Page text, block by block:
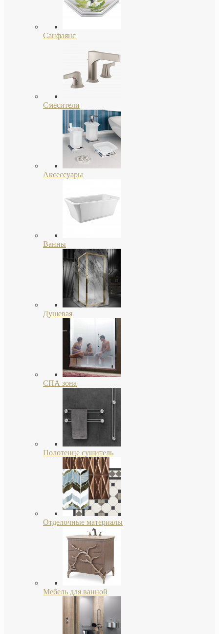
Санфаянс
Смесители
Аксессуары
Ванны
Душевая
СПА зона
Полотенце сушитель
Отделочные материалы
Мебель для ванной